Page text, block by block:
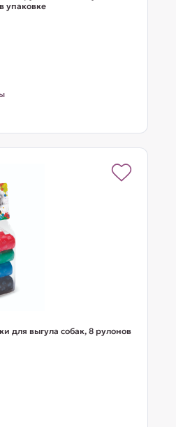
упаковке
для выгула собак, 8 рулонов